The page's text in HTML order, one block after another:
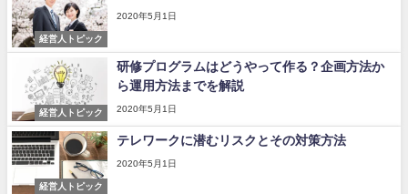
経営人トピック
2020年5月1日
経営人トピック
研修プログラムはどうやって作る？企画方法か
ら運用方法までを解説
2020年5月1日
経営人トピック
テレワークに潜むリスクとその対策方法
2020年5月1日